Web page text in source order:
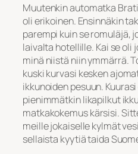
Muutenkin automatka
oli erikoinen. Ensinnäkin
parempi kuin se romuläjä,
laivalta hotellille. Kai se oli
minä niistä niin ymmärrä.
kuski kurvasi kesken
ikkunoiden pesuun.
pienimmätkin likapilkut
matkakokemus kärsisi.
meille jokaiselle kylmät
sellaista kyytiä taida